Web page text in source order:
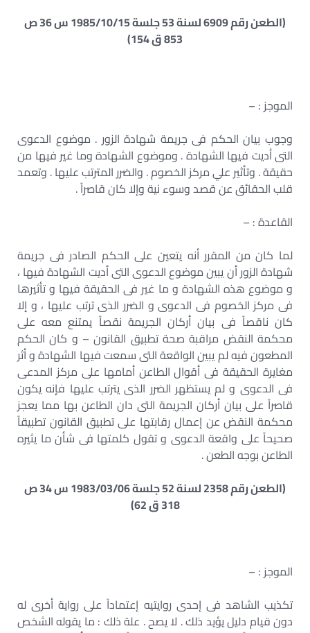
(الطعن رقم 6909 لسنة 53 جلسة 1985/10/15 س 36 ص
853 ق 154)
الموجز : –
وجوب بيان الحكم فى جريمة شهادة الزور . موضوع الدعوى
التى أديت فيها الشهادة . وموضوع الشهادة وما غير فيها من
حقيقة . وتأثير علي مركز الخصوم . والضرر المترتب عليها . وتعمد
قلب الحقائق عن قصد وسوء نية وإلا كان قاصراً .
القاعدة : –
لما كان من المقرر أنه يتعين على الحكم الصادر فى جريمة
شهادة الزور أن يبين موضوع الدعوى التى أديت الشهادة فيها ،
و موضوع هذه الشهادة و ما غير فى الحقيقة فيها و تأثيرها
فى مركز الخصوم فى الدعوى و الضرر الذى ترتب عليها ، و إلا
كان ناقصاً فى بيان أركان الجريمة نقصاً يمتنع معه على
محكمة النقض مراقبة صحة تطبيق القانون – و كان الحكم
المطعون فيه لم يبين الواقعة التى سمعت فيها الشهادة و أثر
مغايرة الحقيقة فى أقوال الطاعن أمامها على مركز المدعى
فى الدعوى و لم يستظهر الضرر الذى يترتب عليها فإنه يكون
قاصراً على بيان أركان الجريمة التى دان الطاعن بها مما يعجز
محكمة النقض عن إعمال رقابتها على تطبيق القانون تطبيقاً
صحيحاً على واقعة الدعوى و تقول كلمتها فى شأن ما يثيره
الطاعن بوجه الطعن .
(الطعن رقم 2358 لسنة 52 جلسة 1983/03/06 س 34 ص
318 ق 62)
الموجز : –
تكذيب الشاهد فى إحدى روايتيه إعتماداً على رواية أخرى له
دون قيام دليل يؤيد ذلك . لا يصح . علة ذلك : ما يقوله الشخص